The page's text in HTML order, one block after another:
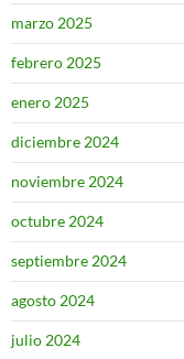
marzo 2025
febrero 2025
enero 2025
diciembre 2024
noviembre 2024
octubre 2024
septiembre 2024
agosto 2024
julio 2024